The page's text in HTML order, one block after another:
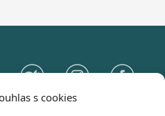
s cookies